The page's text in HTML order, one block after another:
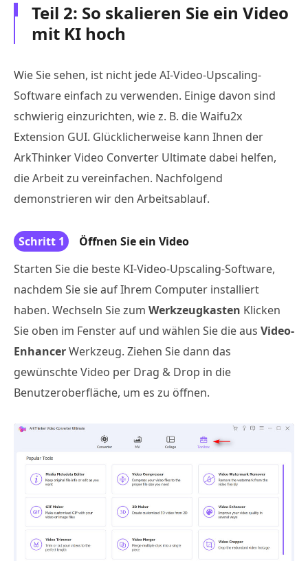
Teil 2: So skalieren Sie ein Video
mit KI hoch
Wie Sie sehen, ist nicht jede AI-Video-Upscaling-
Software einfach zu verwenden. Einige davon sind
schwierig einzurichten, wie z. B. die Waifu2x
Extension GUI. Glücklicherweise kann Ihnen der
ArkThinker Video Converter Ultimate dabei helfen,
die Arbeit zu vereinfachen. Nachfolgend
demonstrieren wir den Arbeitsablauf.
Schritt 1
Öffnen Sie ein Video
Starten Sie die beste KI-Video-Upscaling-Software,
nachdem Sie sie auf Ihrem Computer installiert
haben. Wechseln Sie zum Werkzeugkasten Klicken
Sie oben im Fenster auf und wählen Sie die aus Video-
EnhancerWerkzeug. Ziehen Sie dann das
gewünschte Video per Drag & Drop in die
Benutzeroberfläche, um es zu öffnen.